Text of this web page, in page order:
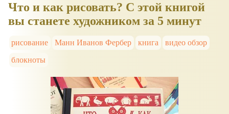
Что и как рисовать? С этой книгой
вы станете художником за 5 минут
рисование Манн Иванов Фербер книга
видео обзор
блокноты